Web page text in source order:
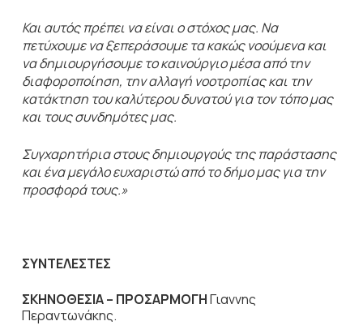
Και αυτός πρέπει να είναι ο στόχος μας. Να
πετύχουμε να ξεπεράσουμε τα κακώς νοούμενα και
να δημιουργήσουμε το καινούργιο μέσα από την
διαφοροποίηση, την αλλαγή νοοτροπίας και την
κατάκτηση του καλύτερου δυνατού για τον τόπο μας
και τους συνδημότες μας.
Συγχαρητήρια στους δημιουργούς της παράστασης
και ένα μεγάλο ευχαριστώ από το δήμο μας για την
προσφορά τους.»
ΣΥΝΤΕΛΕΣΤΕΣ
ΣΚΗΝΟΘΕΣΙΑ– ΠΡΟΣΑΡΜΟΓΗΓιαννης
Περαντωνάκης.